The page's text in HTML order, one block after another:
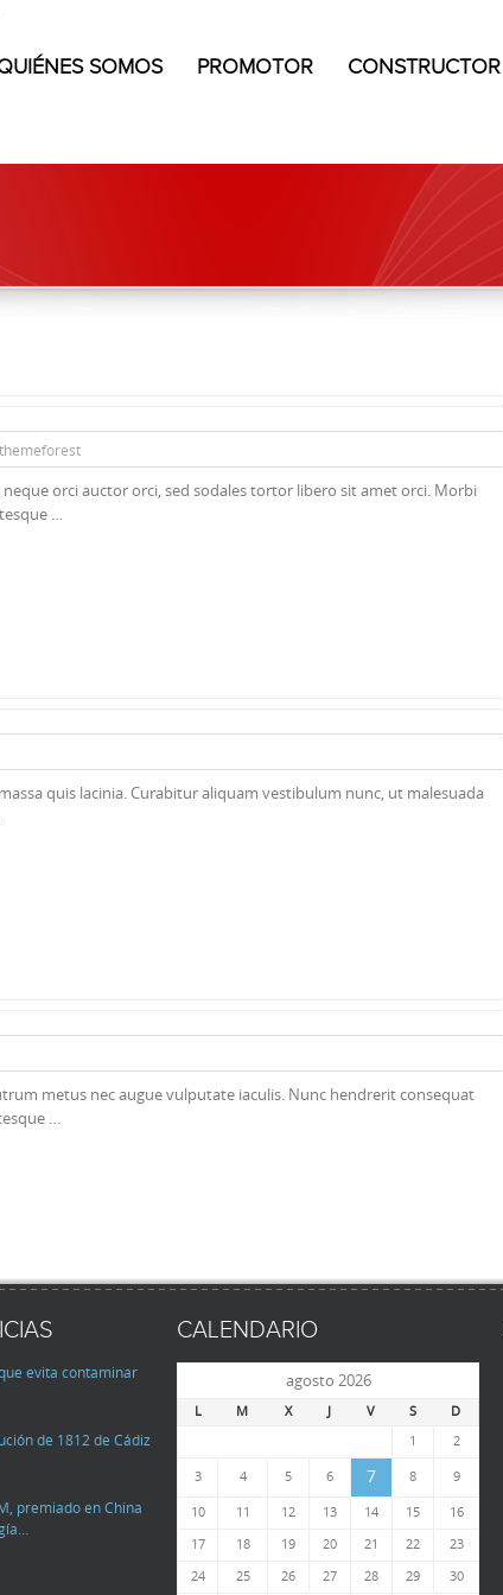
SOMOS PROMOTOR CONSTRUCTOR
themeforest
orci auctor orci, sed sodales tortor libero sit amet orci. Morbi
…
quis lacinia. Curabitur aliquam vestibulum nunc, ut malesuada
metus nec augue vulputate iaculis. Nunc hendrerit consequat
…
evita contaminar
de 1812 de Cádiz
premiado en China
CALENDARIO
agosto 2026
L M X J V S
D
1
2
3 4 5 6 7 8 9
10 11 12 13 14 15 16
17 18 19 20 21 22 23
24 25 26 27 28 29 30